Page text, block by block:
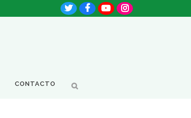
CONTACTO